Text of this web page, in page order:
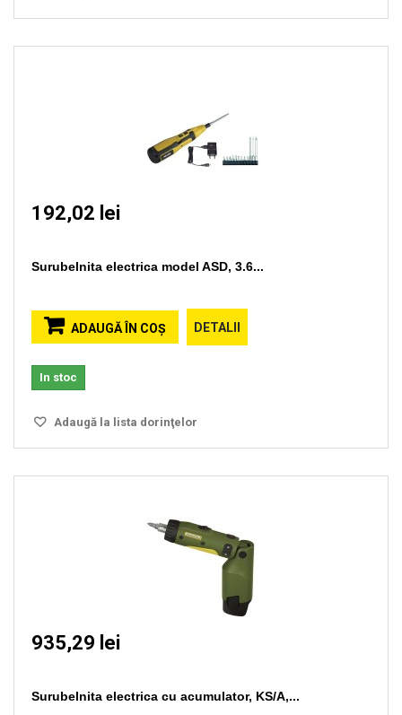
192,02 lei
Surubelnita electrica model ASD, 3.6...
ADAUGĂ ÎN COŞ DETALII
In stoc
Adaugă la lista dorinţelor
935,29 lei
Surubelnita electrica cu acumulator, KS/A,...